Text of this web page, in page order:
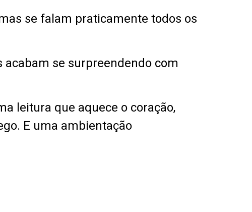
se falam praticamente todos os
acabam se surpreendendo com
leitura que aquece o coração,
E uma ambientação